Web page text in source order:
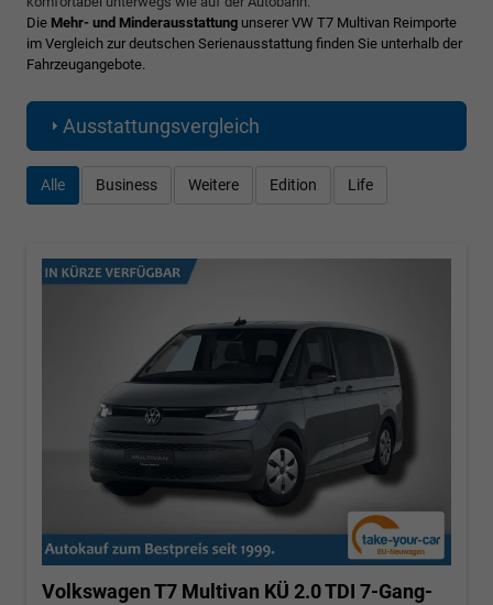
Die Mehr- und Minderausstattung unserer VW T7 Multivan Reimporte
im Vergleich zur deutschen Serienausstattung finden Sie unterhalb der
Fahrzeugangebote.
Ausstattungsvergleich
Alle Business Weitere Edition Life
Volkswagen T7 Multivan KÜ 2.0 TDI 7-Gang-